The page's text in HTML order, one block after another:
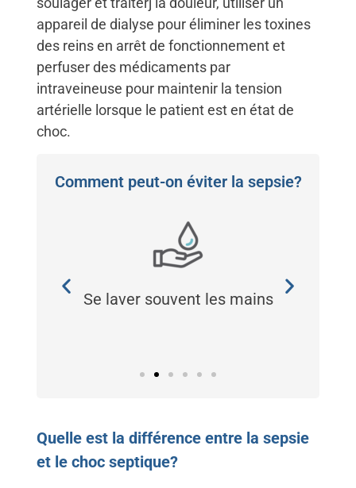
appareil de dialyse pour éliminer les toxines
des reins en arrêt de fonctionnement et
perfuser des médicaments par
intraveineuse pour maintenir la tension
artérielle lorsque le patient est en état de
choc.
Comment peut-on éviter la sepsie?
Se laver souvent les mains
Quelle est la différence entre la sepsie
et le choc septique?